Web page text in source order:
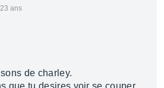
ans
de charley.
que tu desires voir se couper